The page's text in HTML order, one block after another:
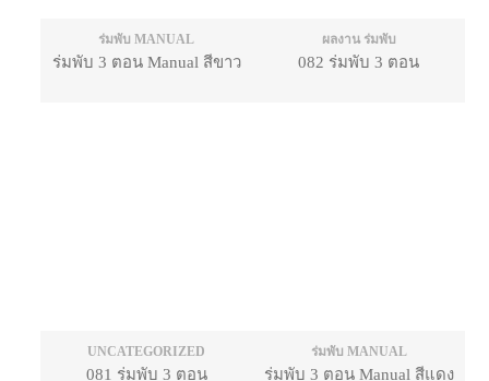
ร่มพับ MANUAL
ร่มพับ 3 ตอน Manual สีขาว
ผลงาน ร่มพับ
082 ร่มพับ 3 ตอน
UNCATEGORIZED
081 ร่มพับ 3 ตอน
ร่มพับ MANUAL
ร่มพับ 3 ตอน Manual สีแดง